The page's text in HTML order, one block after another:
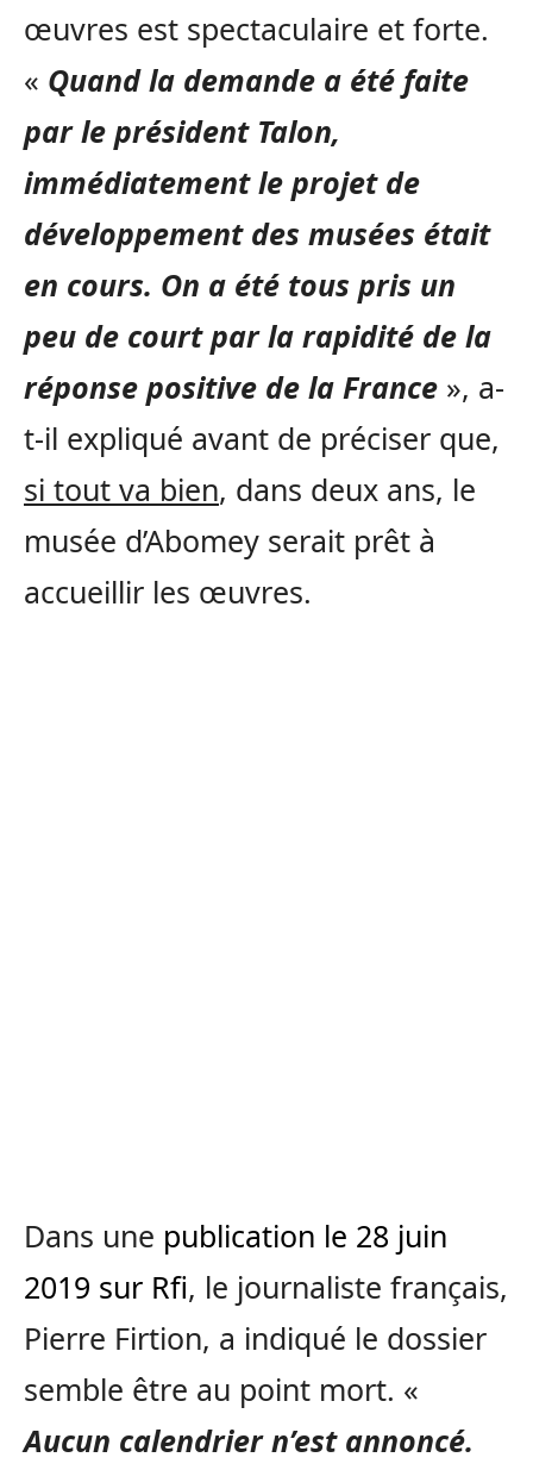
œuvres est spectaculaire et forte.
« Quand la demande a été faite
par le président Talon,
immédiatement le projet de
développement des musées était
en cours. On a été tous pris un
peu de court par la rapidité de la
réponse positive de la France », a-
t-il expliqué avant de préciser que,
si tout va bien, dans deux ans, le
musée d’Abomey serait prêt à
accueillir les œuvres.
Dans une publication le 28 juin
2019 sur Rfi, le journaliste français,
Pierre Firtion, a indiqué le dossier
semble être au point mort. «
Aucun calendrier n’est annoncé.